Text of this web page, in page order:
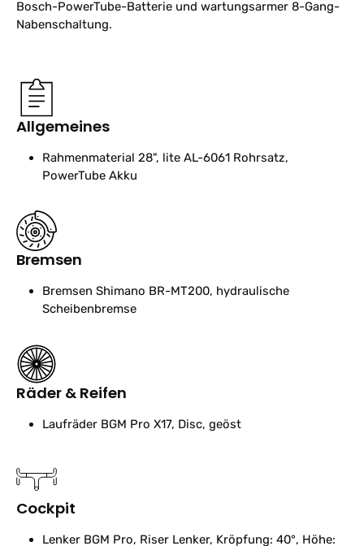
Bosch-PowerTube-Batterie und wartungsarmer 8-Gang-
Nabenschaltung.
Allgemeines
Rahmenmaterial 28", lite AL-6061 Rohrsatz,
PowerTube Akku
Bremsen
Bremsen Shimano BR-MT200, hydraulische
Scheibenbremse
Räder & Reifen
Laufräder BGM Pro X17, Disc, geöst
Cockpit
Lenker BGM Pro, Riser Lenker, Kröpfung: 40°, Höhe: